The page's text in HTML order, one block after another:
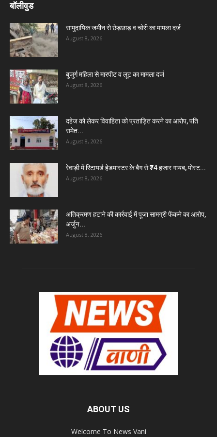
बॉलीवुड
सामुदायिक जमीन से छेड़छाड़ व चोरी का मामला दर्ज
August 8, 2026
बुजुर्ग महिला से मारपीट व लूट का मामला दर्ज
August 8, 2026
दहेज को लेकर विवाहिता को प्रताड़ित करने का आरोप, पति
समेत...
August 8, 2026
रेवाड़ी में रिटायर्ड हेडमास्टर के बैग से ₹74 हजार गायब, पोस्ट...
August 8, 2026
अतिक्रमण हटाने की कार्रवाई में पूजा सामग्री फेंकने का आरोप,
अर्जुन...
August 8, 2026
ABOUT US
Welcome To News Vani